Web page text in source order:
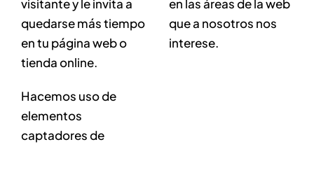
visitante y le invita a
quedarse más tiempo
en tu página web o
tienda online.
Hacemos uso de
elementos
captadores de
en las áreas de la web
que a nosotros nos
interese.